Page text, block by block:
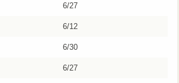
6/27
6/12
6/30
6/27